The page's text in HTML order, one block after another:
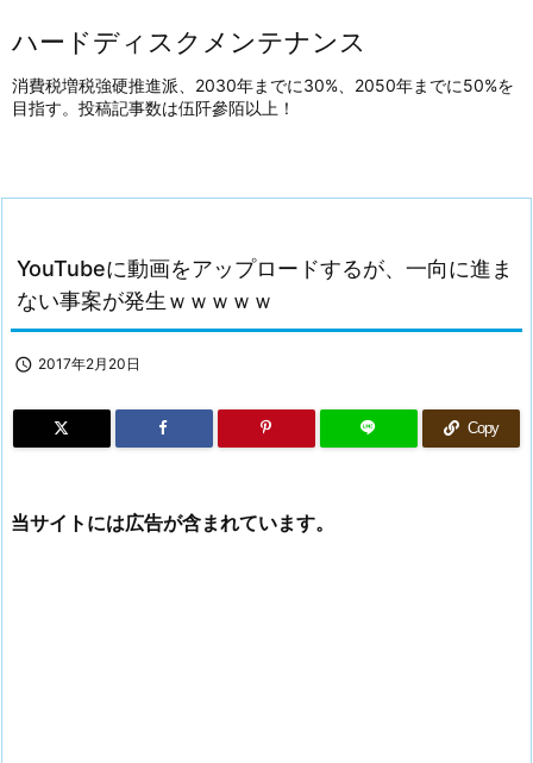
ハードディスクメンテナンス
消費税増税強硬推進派、2030年までに30%、2050年までに50%を
目指す。投稿記事数は伍阡參陌以上！
YouTubeに動画をアップロードするが、一向に進ま
ない事案が発生ｗｗｗｗｗ
 2017年2月20日
Copy
当サイトには広告が含まれています。